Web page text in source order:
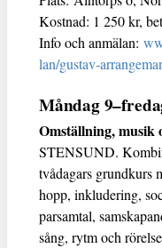
Kostnad: 1 250 kr,
Info och anmälan:
lan/gustav-
Måndag
Omställning, musik
STENSUND.
tvådagars grundkurs
hopp, inkludering,
parsamtal,
sång, rytm och